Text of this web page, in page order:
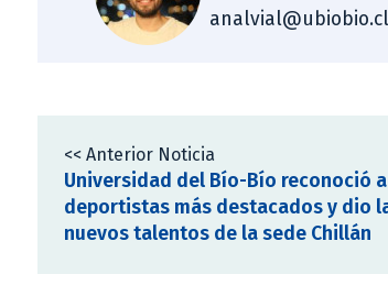
analvial@ubiobio.cl
<< Anterior Noticia
Universidad del Bío-Bío reconoció
deportistas más destacados y dio
nuevos talentos de la sede Chillán